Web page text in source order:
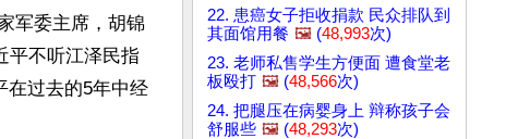
军委主席，胡锦
平不听江泽民指
在过去的5年中经
22. 患癌女子拒收捐款 民众排队到
其面馆用餐 🖼️ (48,993次)
23. 老师私售学生方便面 遭食堂老
板殴打 🖼️ (48,566次)
24. 把腿压在病婴身上 辩称孩子会
舒服些 🖼️ (48,293次)